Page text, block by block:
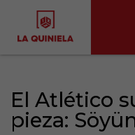
El Atlético
pieza: